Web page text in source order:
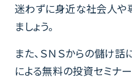
迷わずに身近な社会人や
ましょう。
また、ＳＮＳからの儲け話
による無料の投資セミナー